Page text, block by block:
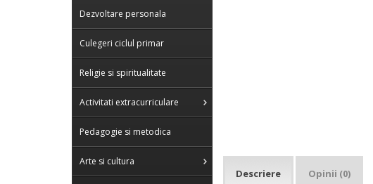
Dezvoltare personala
Culegeri ciclul primar
Religie si spiritualitate
Activitati extracurriculare
Pedagogie si metodica
Arte si cultura
Descriere Opinii (0)